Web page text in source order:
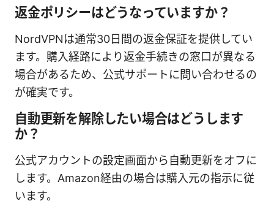
返金ポリシーはどうなっていますか？
NordVPNは通常30日間の返金保証を提供してい
ます。購入経路により返金手続きの窓口が異なる
場合があるため、公式サポートに問い合わせるの
が確実です。
自動更新を解除したい場合はどうします
か？
公式アカウントの設定画面から自動更新をオフに
します。Amazon経由の場合は購入元の指示に従
います。